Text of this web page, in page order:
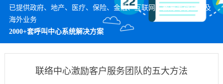
已提供政府、地产、医疗、保险、金融、互联网、教育等行业以及
海外业务
2000+套呼叫中心系统解决方案
联络中心激励客户服务团队的五大方法